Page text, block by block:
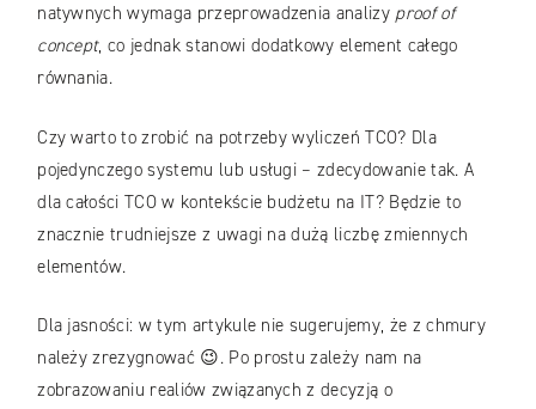
natywnych wymaga przeprowadzenia analizy proof of
concept, co jednak stanowi dodatkowy element całego
równania.
Czy warto to zrobić na potrzeby wyliczeń TCO? Dla
pojedynczego systemu lub usługi – zdecydowanie tak. A
dla całości TCO w kontekście budżetu na IT? Będzie to
znacznie trudniejsze z uwagi na dużą liczbę zmiennych
elementów.
Dla jasności: w tym artykule nie sugerujemy, że z chmury
należy zrezygnować 😉. Po prostu zależy nam na
zobrazowaniu realiów związanych z decyzją o